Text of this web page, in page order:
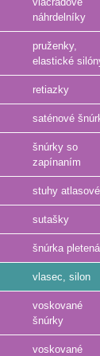
náhrdelníky
pruženky,
elastické
retiazky
saténové
šnúrky so
zapínaním
stuhy atlasové
sutašky
šnúrka pletená
vlasec, silon
voskované
šnúrky
voskované